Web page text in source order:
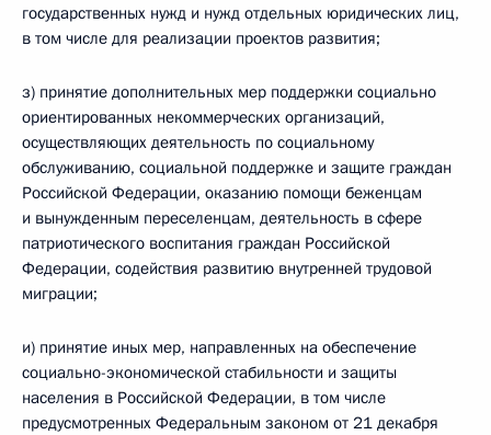
государственных нужд и нужд отдельных юридических лиц,
в том числе для реализации проектов развития;
з) принятие дополнительных мер поддержки социально
ориентированных некоммерческих организаций,
осуществляющих деятельность по социальному
обслуживанию, социальной поддержке и защите граждан
Российской Федерации, оказанию помощи беженцам
и вынужденным переселенцам, деятельность в сфере
патриотического воспитания граждан Российской
Федерации, содействия развитию внутренней трудовой
миграции;
и) принятие иных мер, направленных на обеспечение
социально-экономической стабильности и защиты
населения в Российской Федерации, в том числе
предусмотренных Федеральным законом от 21 декабря